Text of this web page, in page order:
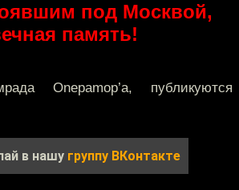
под Москвой,
память!
Onepamop’а, публикуются
в нашу группу ВКонтакте